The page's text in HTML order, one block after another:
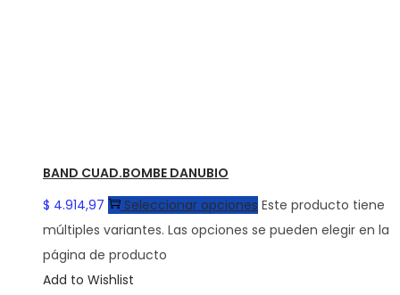
BAND CUAD.BOMBE DANUBIO
$ 4.914,97 Seleccionar opciones Este producto tiene
múltiples variantes. Las opciones se pueden elegir en la
página de producto
Add to Wishlist